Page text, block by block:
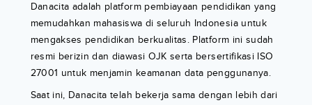
Danacita adalah platform pembiayaan pendidikan yang
memudahkan mahasiswa di seluruh Indonesia untuk
mengakses pendidikan berkualitas. Platform ini sudah
resmi berizin dan diawasi OJK serta bersertifikasi ISO
27001 untuk menjamin keamanan data penggunanya.
Saat ini, Danacita telah bekerja sama dengan lebih dari